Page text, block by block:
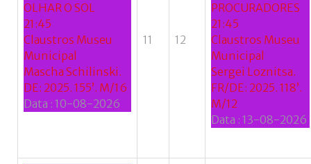
OLHAR O SOL
21:45
Claustros Museu
Municipal
Mascha Schilinski.
DE: 2025. 155’. M/16
Data : 10-08-2026
11 12
PROCURADORES
21:45
Claustros Museu
Municipal
Sergei Loznitsa.
FR/DE: 2025. 118’.
M/12
Data : 13-08-2026